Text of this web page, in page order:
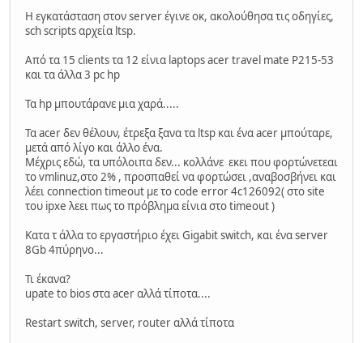
H εγκατάσταση στον server έγινε οκ, ακολούθησα τις οδηγίες,
sch scripts αρχεία ltsp.
Από τα 15 clients τα 12 είνια laptops acer travel mate P215-53
και τα άλλα 3 pc hp
Τα hp μπουτάρανε μια χαρά.....
Τα acer δεν θέλουν, έτρεξα ξανα τα ltsp και ένα acer μπούταρε,
μετά από λίγο και άλλο ένα.
Μέχρις εδώ, τα υπόλοιπα δεν... κολλάνε εκει που φορτώνετεαι
το vmlinuz,στο 2% , προσπαθεί να φορτώσει ,αναβοσβήνει και
λέει connection timeout με το code error 4c126092( στο site
του ipxe λεει πως το πρόβλημα είνια στο timeout )
Κατα τ άλλα το εργαστήριο έχει Gigabit switch, και ένα server
8Gb 4πύρηνο...
Τι έκανα?
upate to bios στα acer αλλά τίποτα....
Restart switch, server, router αλλά τίποτα